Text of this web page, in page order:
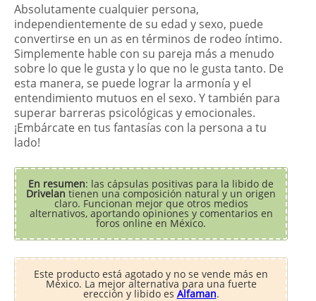
Absolutamente cualquier persona,
independientemente de su edad y sexo, puede
convertirse en un as en términos de rodeo íntimo.
Simplemente hable con su pareja más a menudo
sobre lo que le gusta y lo que no le gusta tanto. De
esta manera, se puede lograr la armonía y el
entendimiento mutuos en el sexo. Y también para
superar barreras psicológicas y emocionales.
¡Embárcate en tus fantasías con la persona a tu
lado!
En resumen: las cápsulas positivas para la libido de
Drivelan tienen una composición natural y un origen
claro. Funcionan mejor que otros medios
alternativos, aportando opiniones y comentarios en
foros online en México.
Este producto está agotado y no se vende más en
México. La mejor alternativa para una fuerte
erección y libido es Alfaman.